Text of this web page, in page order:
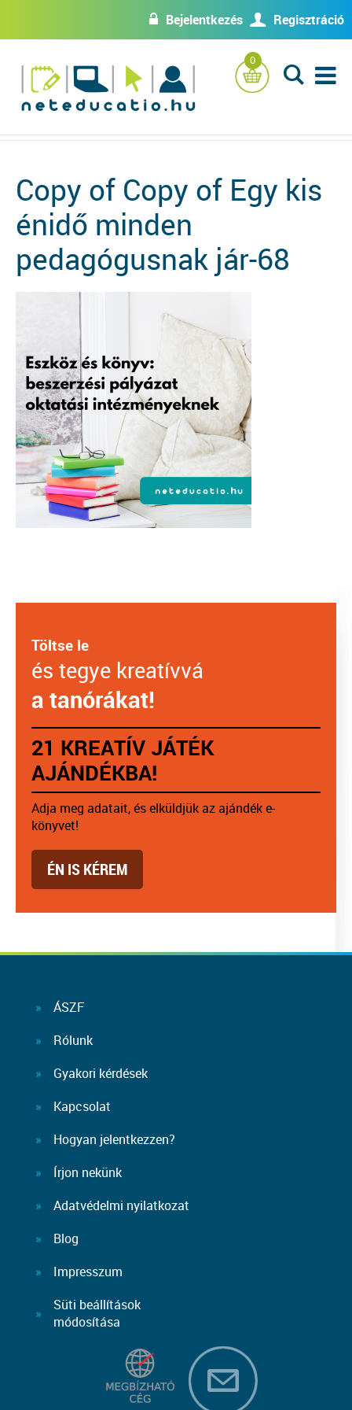
w Bejelentkezés U Regisztráció
0
L
Copy of Copy of Egy kis
énidő minden
pedagógusnak jár-68
Töltse le
és tegye kreatívvá
a tanórákat!
21 KREATÍV JÁTÉK
AJÁNDÉKBA!
Adja meg adatait, és elküldjük az ajándék e-
könyvet!
ÉN IS KÉREM
ÁSZF
Rólunk
Gyakori kérdések
Kapcsolat
Hogyan jelentkezzen?
Írjon nekünk
Adatvédelmi nyilatkozat
Blog
Impresszum
Süti beállítások
módosítása